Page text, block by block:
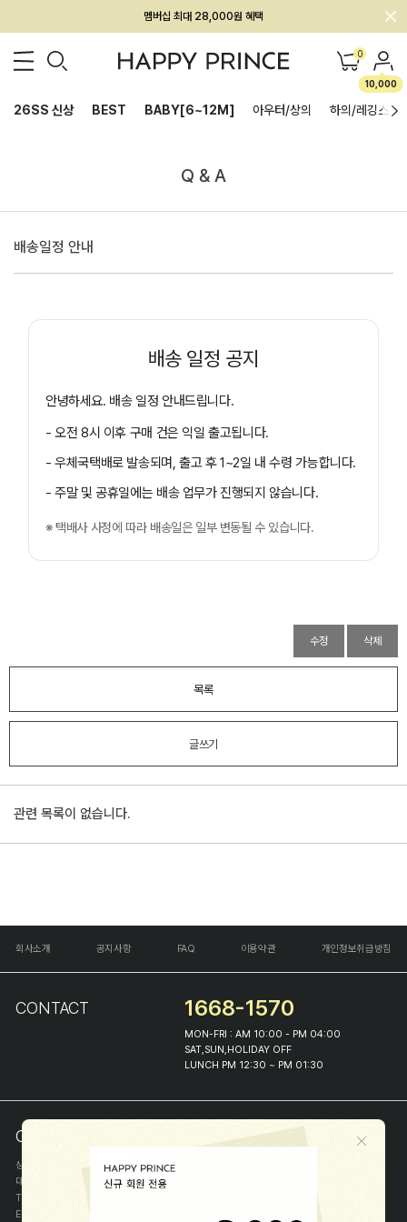
멤버십 최대 28,000원 혜택
0
10,000
26SS 신상 BEST BABY[6~12M] 아우터/상의 하의/레깅스
Q & A
배송일정 안내
배송 일정 공지
안녕하세요. 배송 일정 안내드립니다.
- 오전 8시 이후 구매 건은 익일 출고됩니다.
- 우체국택배로 발송되며, 출고 후 1~2일 내 수령 가능합니다.
- 주말 및 공휴일에는 배송 업무가 진행되지 않습니다.
※ 택배사 사정에 따라 배송일은 일부 변동될 수 있습니다.
수정 삭제
목록
글쓰기
관련 목록이 없습니다.
회사소개 공지사항 FAQ 이용약관 개인정보취급방침
CONTACT 1668-1570
MON-FRI : AM 10:00 - PM 04:00
SAT,SUN,HOLIDAY OFF
LUNCH PM 12:30 ~ PM 01:30
COMPANY INFO
상호
(주)해피프린스
대표
이화진
TEL
E-MAIL